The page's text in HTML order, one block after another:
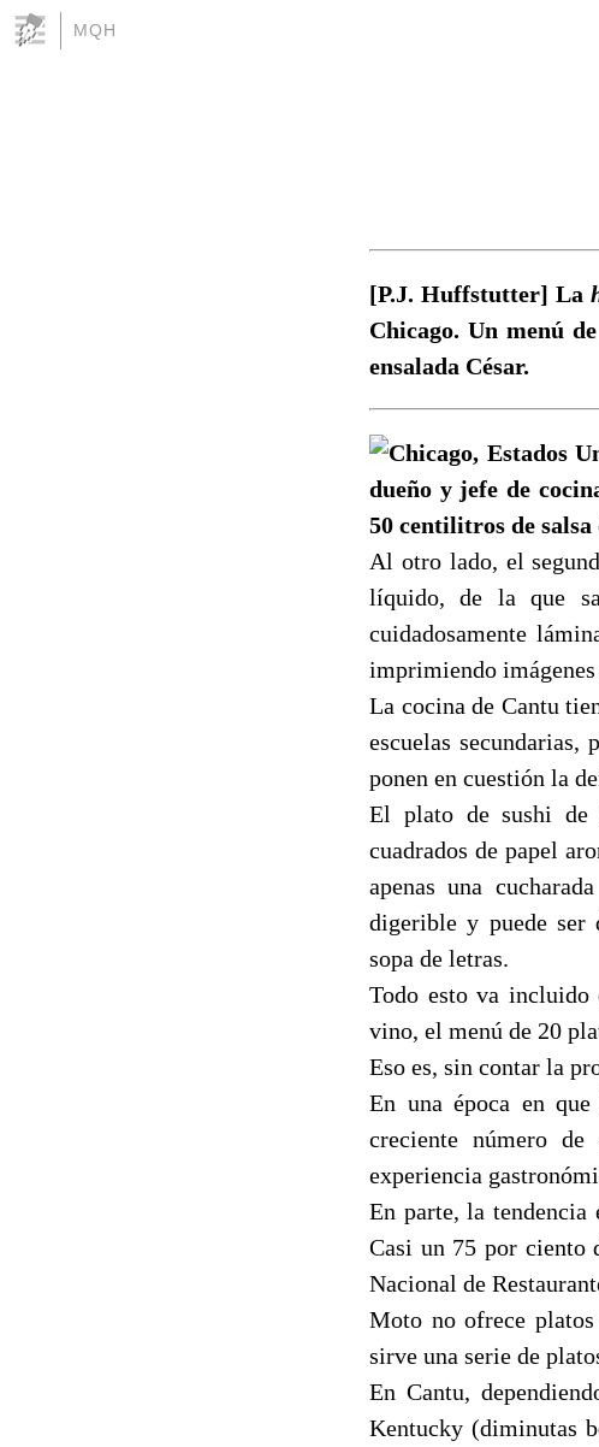
MQH
[P.J. Huffstutter] La
Chicago. Un menú
ensalada César.
Chicago, Estados
dueño y jefe de
50 centilitros de
Al otro lado, el
líquido, de la que
cuidadosamente
imprimiendo
La cocina de Cantu
escuelas secundarias,
ponen en cuestión la
El plato de sushi de
cuadrados de papel
apenas una
digerible y puede ser
sopa de letras.
Todo esto va incluido
vino, el menú de 20
Eso es, sin contar la
En una época en
creciente número
experiencia
En parte, la
Casi un 75 por ciento
Nacional de
Moto no ofrece
sirve una serie de
En Cantu,
Kentucky (diminutas